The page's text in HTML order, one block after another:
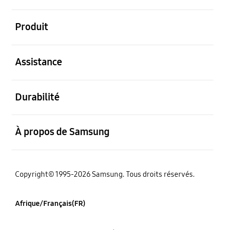
Produit
Assistance
Durabilité
À propos de Samsung
Copyright© 1995-2026 Samsung. Tous droits réservés.
Afrique/Français(FR)